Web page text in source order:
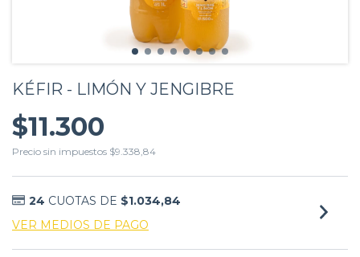
KÉFIR - LIMÓN Y JENGIBRE
$11.300
Precio sin impuestos $9.338,84
24 CUOTAS DE $1.034,84
VER MEDIOS DE PAGO